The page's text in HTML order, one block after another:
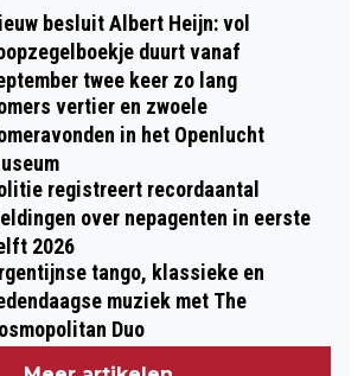
besluit Albert Heijn: vol
duurt vanaf
twee keer zo lang
vertier en zwoele
in het Openlucht
registreert recordaantal
over nepagenten in eerste
2026
tango, klassieke en
muziek met The
Duo